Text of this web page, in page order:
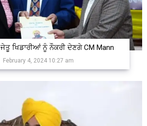
ਖਿਡਾਰੀਆਂ ਨੂੰ ਨੌਕਰੀ ਦੇਣਗੇ CM Mann
February 4, 2024 10:27 am